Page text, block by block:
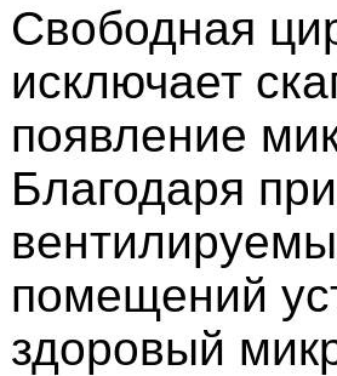
Свободная
исключает
появление
Благодаря
помещений
здоровый